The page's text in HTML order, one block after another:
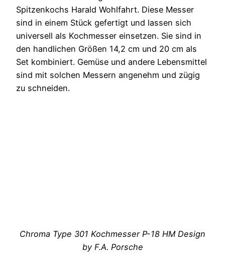
Spitzenkochs Harald Wohlfahrt. Diese Messer
sind in einem Stück gefertigt und lassen sich
universell als Kochmesser einsetzen. Sie sind in
den handlichen Größen 14,2 cm und 20 cm als
Set kombiniert. Gemüse und andere Lebensmittel
sind mit solchen Messern angenehm und zügig
zu schneiden.
Chroma Type 301 Kochmesser P-18 HM Design
by F.A. Porsche